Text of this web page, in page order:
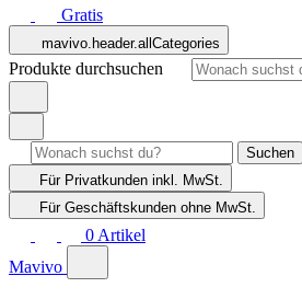
Gratis
mavivo.header.allCategories
Produkte durchsuchen
Suchen
Für Privatkunden inkl. MwSt.
Für Geschäftskunden ohne MwSt.
0 Artikel
Mavivo